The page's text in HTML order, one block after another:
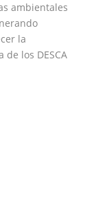
ambientales
la
los DESCA